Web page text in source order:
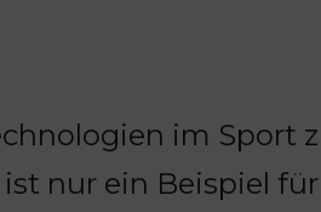
im Sport
nur ein Beispiel